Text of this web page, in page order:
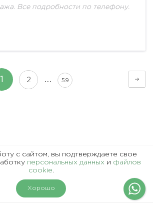
На карте
Все подробности по телефону.
2 … 59
характер и не является
с сайтом, вы подтверждаете свое
персональных данных и файлов
cookie.
Хорошо